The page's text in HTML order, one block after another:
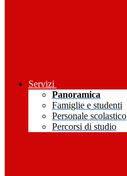
Servizi
Panoramica
Famiglie e studenti
Personale scolastico
Percorsi di studio